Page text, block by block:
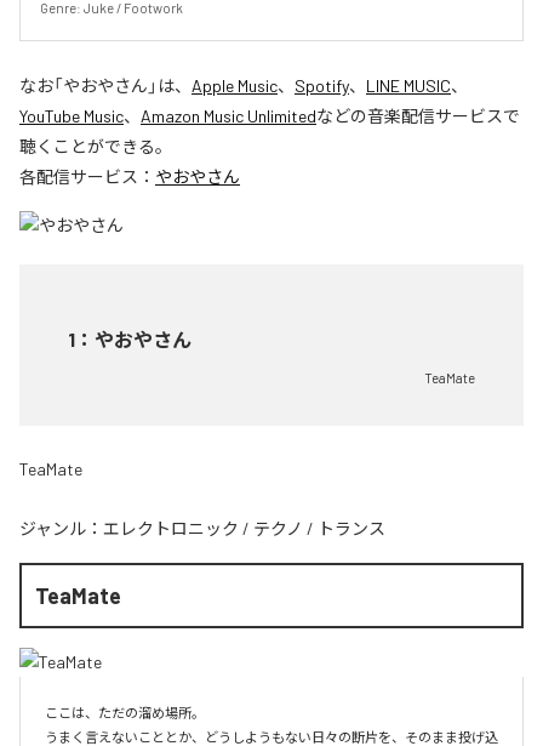
Genre: Juke / Footwork
なお「やおやさん 」は、 Apple Music、 Spotify、 LINE MUSIC、
YouTube Music、 Amazon Music Unlimitedなどの音楽配信サービスで
聴くことができる。
各配信サービス： やおやさん
1 ： やおやさん
TeaMate
TeaMate
ジャンル： エレクトロニック / テクノ / トランス
TeaMate
ここは、ただの溜め場所。
うまく言えないこととか、どうしようもない日々の断片を、そのまま投げ込